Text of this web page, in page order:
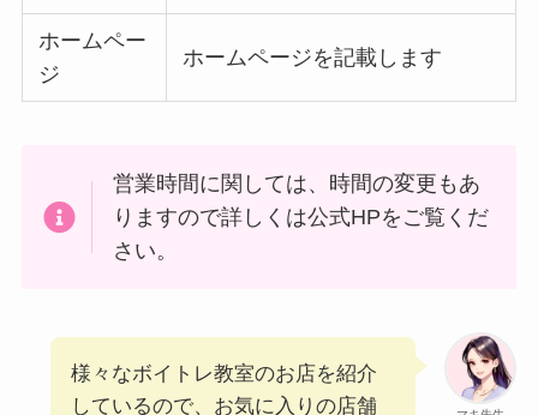
ホームペー
ジ
ホームページを記載します
営業時間に関しては、時間の変更もあ
りますので詳しくは公式HPをご覧くだ
さい。
様々なボイトレ教室のお店を紹介
しているので、お気に入りの店舗